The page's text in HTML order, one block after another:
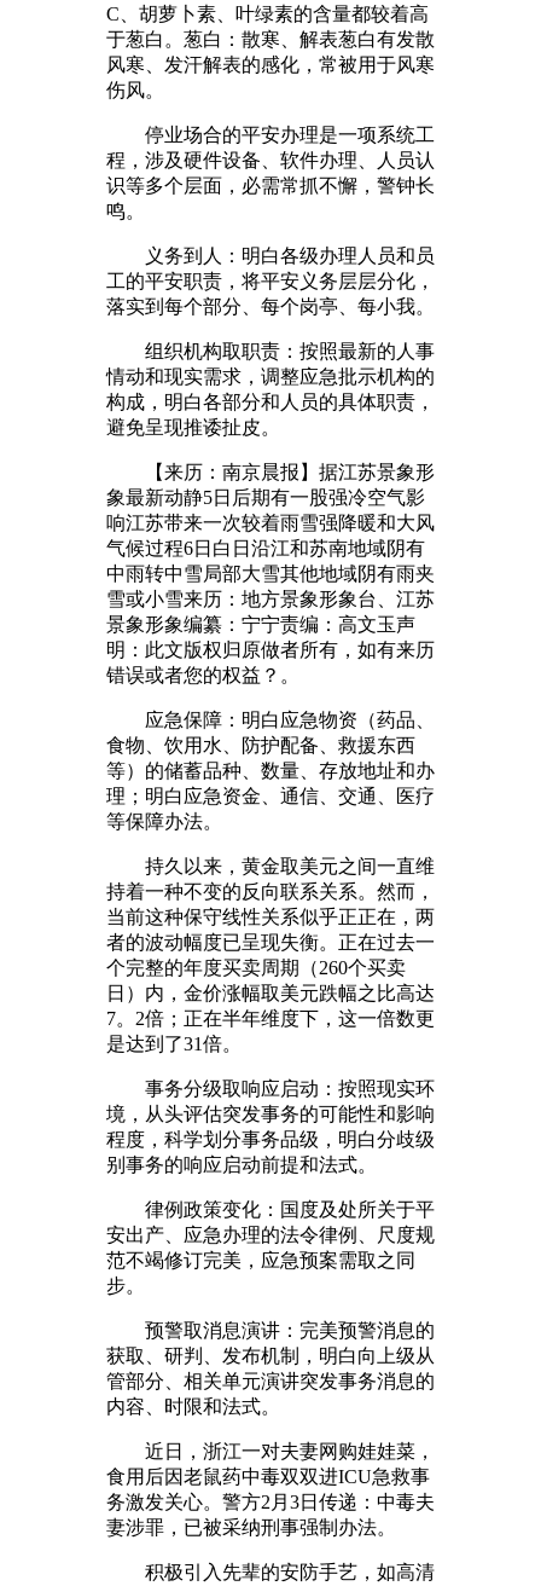
C、胡萝卜素、叶绿素的含量都较着高
于葱白。葱白：散寒、解表葱白有发散
风寒、发汗解表的感化，常被用于风寒
伤风。
停业场合的平安办理是一项系统工
程，涉及硬件设备、软件办理、人员认
识等多个层面，必需常抓不懈，警钟长
鸣。
义务到人：明白各级办理人员和员
工的平安职责，将平安义务层层分化，
落实到每个部分、每个岗亭、每小我。
组织机构取职责：按照最新的人事
情动和现实需求，调整应急批示机构的
构成，明白各部分和人员的具体职责，
避免呈现推诿扯皮。
【来历：南京晨报】据江苏景象形
象最新动静5日后期有一股强冷空气影
响江苏带来一次较着雨雪强降暖和大风
气候过程6日白日沿江和苏南地域阴有
中雨转中雪局部大雪其他地域阴有雨夹
雪或小雪来历：地方景象形象台、江苏
景象形象编纂：宁宁责编：高文玉声
明：此文版权归原做者所有，如有来历
错误或者您的权益？。
应急保障：明白应急物资（药品、
食物、饮用水、防护配备、救援东西
等）的储蓄品种、数量、存放地址和办
理；明白应急资金、通信、交通、医疗
等保障办法。
持久以来，黄金取美元之间一直维
持着一种不变的反向联系关系。然而，
当前这种保守线性关系似乎正正在，两
者的波动幅度已呈现失衡。正在过去一
个完整的年度买卖周期（260个买卖
日）内，金价涨幅取美元跌幅之比高达
7。2倍；正在半年维度下，这一倍数更
是达到了31倍。
事务分级取响应启动：按照现实环
境，从头评估突发事务的可能性和影响
程度，科学划分事务品级，明白分歧级
别事务的响应启动前提和法式。
律例政策变化：国度及处所关于平
安出产、应急办理的法令律例、尺度规
范不竭修订完美，应急预案需取之同
步。
预警取消息演讲：完美预警消息的
获取、研判、发布机制，明白向上级从
管部分、相关单元演讲突发事务消息的
内容、时限和法式。
近日，浙江一对夫妻网购娃娃菜，
食用后因老鼠药中毒双双进ICU急救事
务激发关心。警方2月3日传递：中毒夫
妻涉罪，已被采纳刑事强制办法。
积极引入先辈的安防手艺，如高清